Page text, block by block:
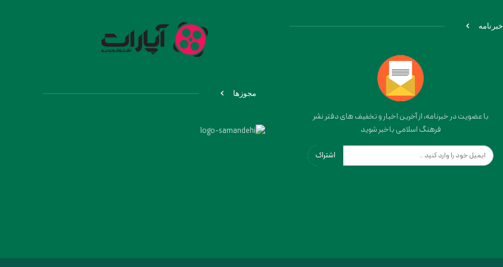
خبرنامه
با عضویت در خبرنامه، از آخرین اخبار و تخفیف های دفتر نشر
فرهنگ اسلامی باخبر شوید
اشتراک
مجوزها